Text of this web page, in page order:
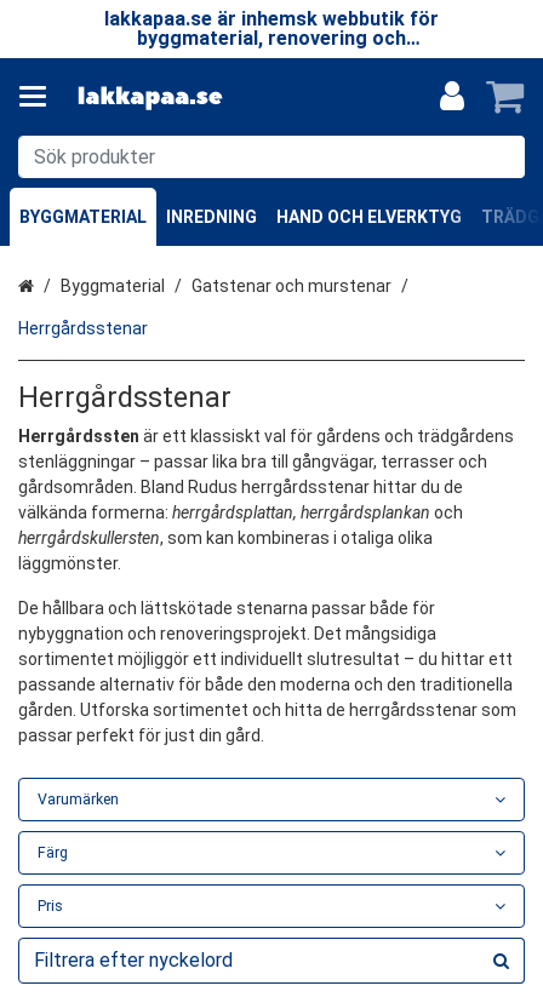
lakkapaa.se är inhemsk webbutik för
byggmaterial, renovering och
specialprodukter.
BYGGMATERIAL INREDNING HAND OCH ELVERKTYG
HemByggmaterial Gatstenar och murstenar
Herrgårdsstenar
Herrgårdsstenar
Herrgårdssten är ett klassiskt val för gårdens och trädgårdens
stenläggningar – passar lika bra till gångvägar, terrasser och
gårdsområden. Bland Rudus herrgårdsstenar hittar du de
välkända formerna: herrgårdsplattan, herrgårdsplankan och
herrgårdskullersten, som kan kombineras i otaliga olika
läggmönster.
De hållbara och lättskötade stenarna passar både för
nybyggnation och renoveringsprojekt. Det mångsidiga
sortimentet möjliggör ett individuellt slutresultat – du hittar ett
passande alternativ för både den moderna och den traditionella
gården. Utforska sortimentet och hitta de herrgårdsstenar som
passar perfekt för just din gård.
Varumärken
Färg
Pris